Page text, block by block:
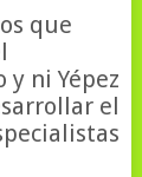
que
ni Yépez
el